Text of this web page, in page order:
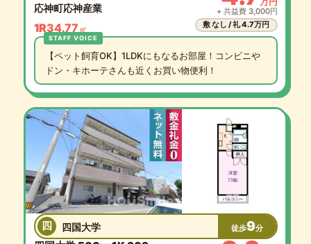
応神町応神産業
1R34.77 ㎡
+ 共益費 3,000円
敷 なし / 礼 4.7万円
【ペット飼育OK】1LDKにもなるお部屋！コンビニや
ドン・キホーテさんも近くお買い物便利！
四 四国大学 徒歩9分